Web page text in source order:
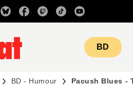
RECHERCHE CONTENU
BD
BD - Humour Pacush Blues -